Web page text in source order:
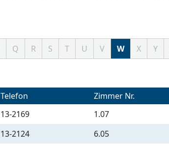
Q R S T U V W X Y
Telefon Zimmer Nr.
13-2169
1.07
13-2124
6.05